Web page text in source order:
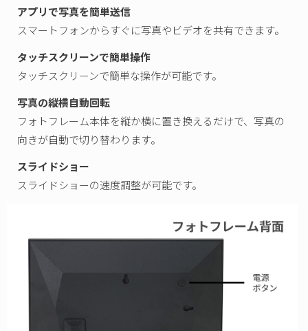
アプリで写真を簡単送信
スマートフォンからすぐに写真やビデオを共有できます。
タッチスクリーンで簡単操作
タッチスクリーンで簡単な操作が可能です。
写真の縦横自動回転
フォトフレーム本体を縦か横に置き換えるだけで、写真の
向きが自動で切り替わります。
スライドショー
スライドショーの速度調整が可能です。